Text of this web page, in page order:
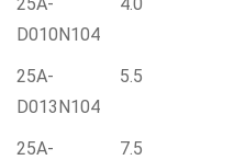
D010N104
25A-
D013N104
5.5
25A-
7.5